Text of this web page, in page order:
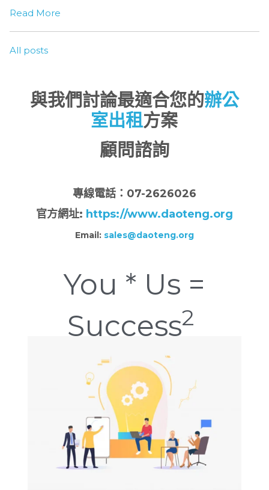
Read More
All posts
與我們討論最適合您的辦公
室出租方案
顧問諮詢
專線電話：07-2626026
官方網址: https://www.daoteng.org
Email: sales@daoteng.org
You * Us =
Success2